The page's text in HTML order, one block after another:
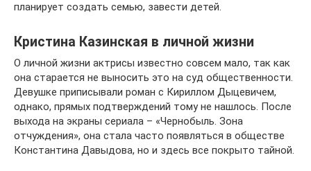
планирует создать семью, завести детей.
Кристина Казинская в личной жизни
О личной жизни актрисы известно совсем мало, так как
она старается не выносить это на суд общественности.
Девушке приписывали роман с Кириллом Дыцевичем,
однако, прямых подтверждений тому не нашлось. После
выхода на экраны сериала – «Чернобыль. Зона
отчуждения», она стала часто появляться в обществе
Константина Давыдова, но и здесь все покрыто тайной.